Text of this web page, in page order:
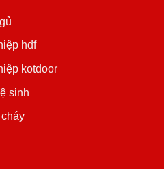
hdf
kotdoor
sinh